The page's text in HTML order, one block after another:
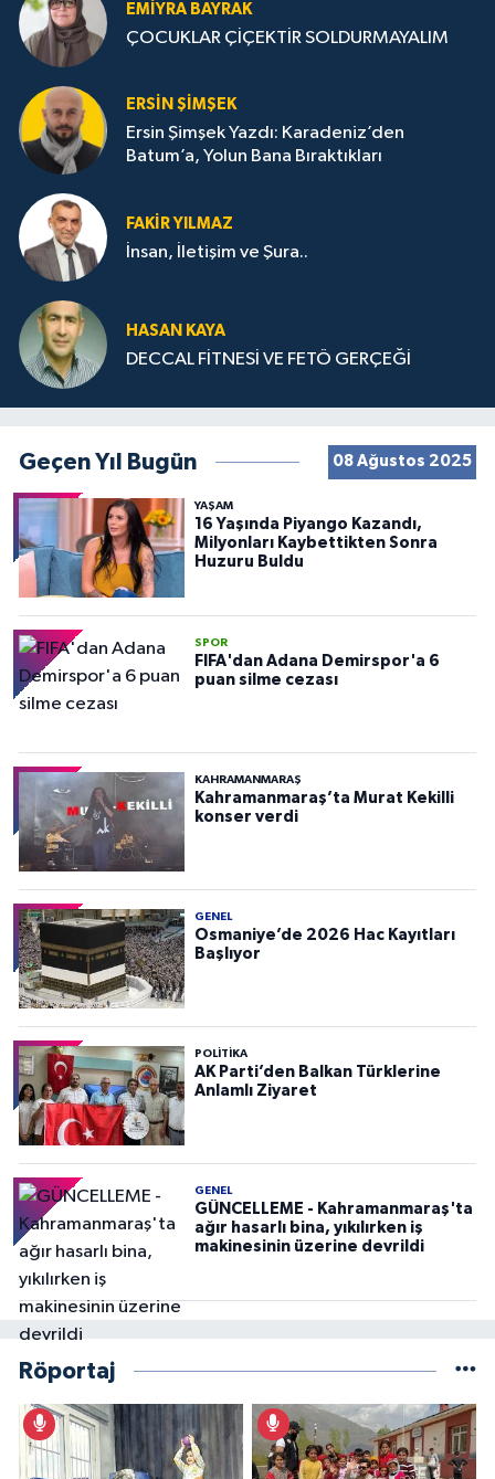
EMIYRA BAYRAK
ÇOCUKLAR ÇİÇEKTİR SOLDURMAYALIM
ERSIN ŞIMŞEK
Ersin Şimşek Yazdı: Karadeniz’den
Batum’a, Yolun Bana Bıraktıkları
FAKIR YILMAZ
İnsan, İletişim ve Şura..
HASAN KAYA
DECCAL FİTNESİ VE FETÖ GERÇEĞİ
Geçen Yıl Bugün 08 Ağustos 2025
YAŞAM
16 Yaşında Piyango Kazandı,
Milyonları Kaybettikten Sonra
Huzuru Buldu
SPOR
FIFA'dan Adana Demirspor'a 6
puan silme cezası
KAHRAMANMARAŞ
Kahramanmaraş’ta Murat Kekilli
konser verdi
GENEL
Osmaniye’de 2026 Hac Kayıtları
Başlıyor
POLITIKA
AK Parti’den Balkan Türklerine
Anlamlı Ziyaret
GENEL
GÜNCELLEME - Kahramanmaraş'ta
ağır hasarlı bina, yıkılırken iş
makinesinin üzerine devrildi
Röportaj